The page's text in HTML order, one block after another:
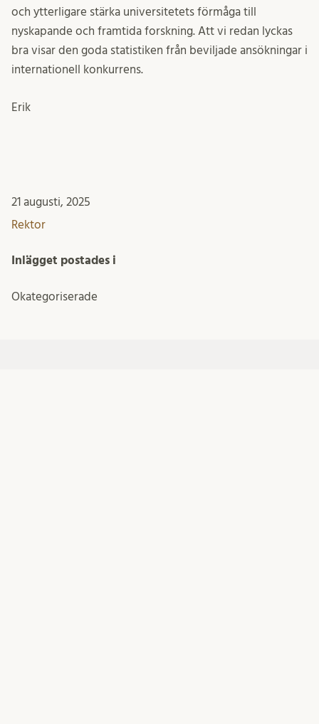
och ytterligare stärka universitetets förmåga till
nyskapande och framtida forskning. Att vi redan lyckas
bra visar den goda statistiken från beviljade ansökningar i
internationell konkurrens.
Erik
21 augusti, 2025
Rektor
Inlägget postades i
Okategoriserade